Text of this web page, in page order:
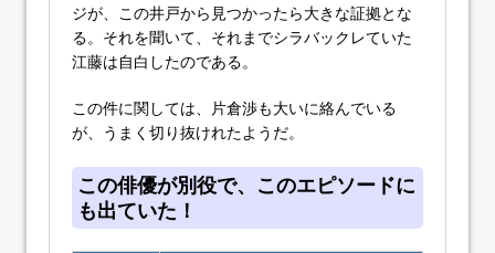
ジが、この井戸から見つかったら大きな証拠とな
る。それを聞いて、それまでシラバックレていた
江藤は自白したのである。
この件に関しては、片倉渉も大いに絡んでいる
が、うまく切り抜けれたようだ。
この俳優が別役で、このエピソードに
も出ていた！